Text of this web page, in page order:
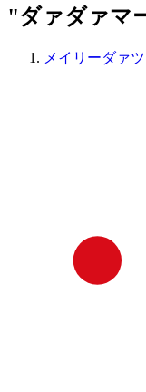
"ダァダァマ
メイリーダァ